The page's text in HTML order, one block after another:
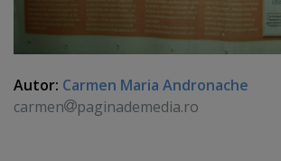
Autor: Carmen Maria Andronache
carmen
paginademedia.ro